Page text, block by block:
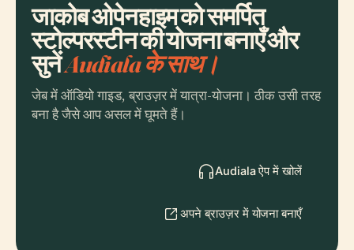
जाकोब ओपेनहाइम को समर्पित
स्टोल्परस्टीन की योजना बनाएँ और
सुनेंAudiala के साथ।
जेब में ऑडियो गाइड, ब्राउज़र में यात्रा-योजना। ठीक उसी तरह
बना है जैसे आप असल में घूमते हैं।
Audiala ऐप में खोलें
अपने ब्राउज़र में योजना बनाएँ